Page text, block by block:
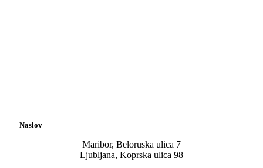
Naslov
Maribor, Beloruska ulica 7
Ljubljana, Koprska ulica 98